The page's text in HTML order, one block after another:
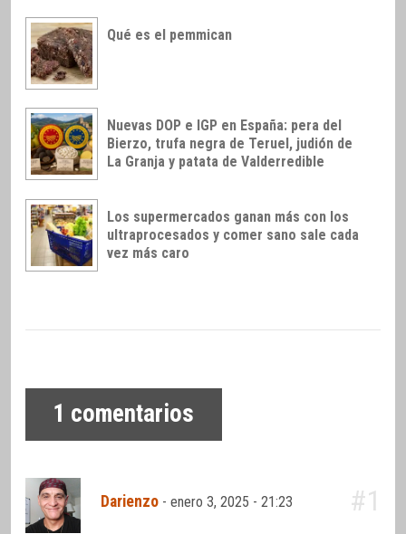
Qué es el pemmican
Nuevas DOP e IGP en España: pera del
Bierzo, trufa negra de Teruel, judión de
La Granja y patata de Valderredible
Los supermercados ganan más con los
ultraprocesados y comer sano sale cada
vez más caro
1 comentarios
Darienzo -enero 3, 2025 - 21:23 #1